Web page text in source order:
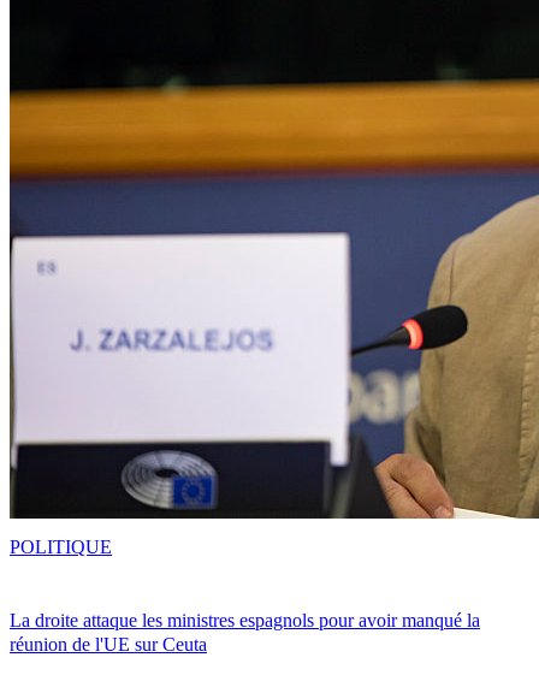
La droite attaque les ministres espagnols pour avoir manqué la
réunion de l'UE sur Ceuta
POLITIQUE